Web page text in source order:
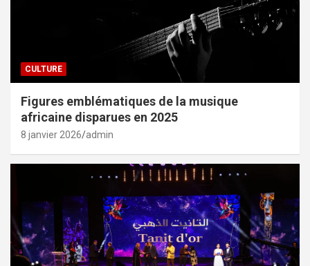
CULTURE
Figures emblématiques de la musique
africaine disparues en 2025
8 janvier 2026 admin